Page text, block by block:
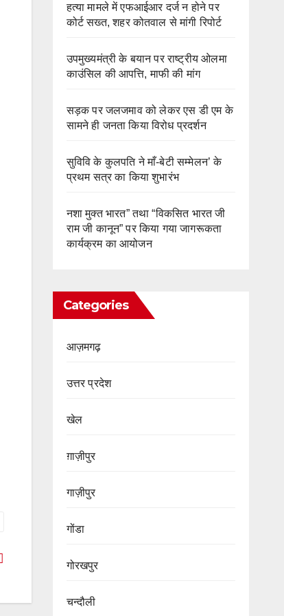
हत्या मामले में एफआईआर दर्ज न होने पर
कोर्ट सख्त, शहर कोतवाल से मांगी रिपोर्ट
उपमुख्यमंत्री के बयान पर राष्ट्रीय ओलमा
काउंसिल की आपत्ति, माफी की मांग
सड़क पर जलजमाव को लेकर एस डी एम के
सामने ही जनता किया विरोध प्रदर्शन
सुविवि के कुलपति ने माँ-बेटी सम्मेलन’ के
प्रथम सत्र का किया शुभारंभ
नशा मुक्त भारत” तथा “विकसित भारत जी
राम जी कानून” पर किया गया जागरूकता
कार्यक्रम का आयोजन
Categories
आज़मगढ़
उत्तर प्रदेश
खेल
ग़ाज़ीपुर
गाज़ीपुर
गोंडा
गोरखपुर
चन्दौली